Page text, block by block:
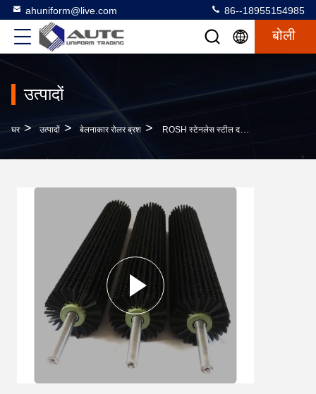
ahuniform@live.com 86--18955154985
बोली
उत्पादों
घर > उत्पादों > बेलनाकार रोलर ब्रश > ROSH स्टेनलेस स्टील दस्ता नायलॉन बाल खड़े बेलनाकार रोलर ब्रश